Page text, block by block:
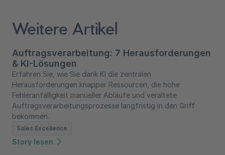
Weitere Artikel
Auftragsverarbeitung: 7 Herausforderungen
& KI-Lösungen
Erfahren Sie, wie Sie dank KI die zentralen
Herausforderungen knapper Ressourcen, die hohe
Fehleranfälligkeit manueller Abläufe und veraltete
Auftragsverarbeitungsprozesse langfristig in den Griff
bekommen.
Sales Excellence
Story lesen